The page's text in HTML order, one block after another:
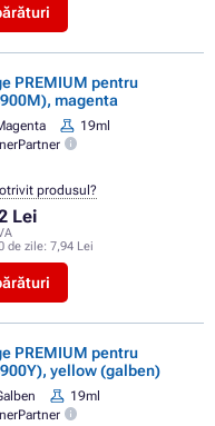
PREMIUM pentru
magenta
19ml
Lei
de zile: 7,94 Lei
produsul?
PREMIUM pentru
yellow (galben)
19ml